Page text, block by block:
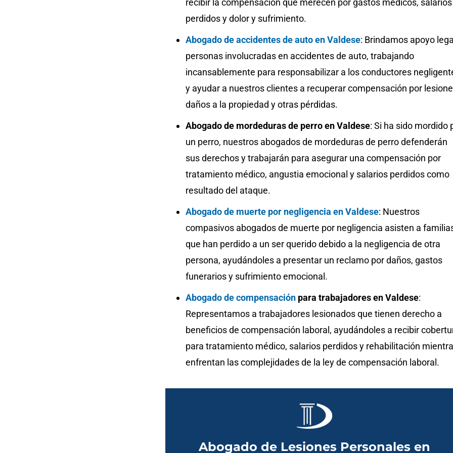
recibir la compensación que merecen por gastos médicos, salarios
perdidos y dolor y sufrimiento.
Abogado de accidentes de auto en Valdese: Brindamos apoyo
personas involucradas en accidentes de auto, trabajando
incansablemente para responsabilizar a los conductores
y ayudar a nuestros clientes a recuperar compensación por
daños a la propiedad y otras pérdidas.
Abogado de mordeduras de perro en Valdese: Si ha sido mordido
un perro, nuestros abogados de mordeduras de perro defenderán
sus derechos y trabajarán para asegurar una compensación por
tratamiento médico, angustia emocional y salarios perdidos como
resultado del ataque.
Abogado de muerte por negligencia en Valdese: Nuestros
compasivos abogados de muerte por negligencia asisten a
que han perdido a un ser querido debido a la negligencia de otra
persona, ayudándoles a presentar un reclamo por daños, gastos
funerarios y sufrimiento emocional.
Abogado de compensación para trabajadores en Valdese:
Representamos a trabajadores lesionados que tienen derecho a
beneficios de compensación laboral, ayudándoles a recibir
para tratamiento médico, salarios perdidos y rehabilitación
enfrentan las complejidades de la ley de compensación laboral.
Abogado de Lesiones Personales en